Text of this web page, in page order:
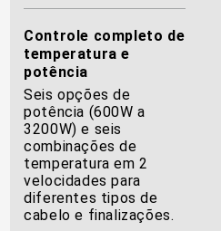
Controle completo de
temperatura e
potência
Seis opções de
potência (600W a
3200W) e seis
combinações de
temperatura em 2
velocidades para
diferentes tipos de
cabelo e finalizações.